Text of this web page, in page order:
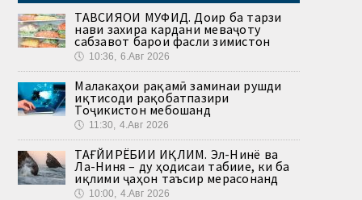
ТАВСИЯҲОИ МУФИД. Доир ба тарзи
нави захира кардани меваҷоту
сабзавот барои фасли зимистон
🕔 10:36, 6.Авг 2026
Малакаҳои рақамӣ заминаи рушди
иқтисоди рақобатпазири
Тоҷикистон мебошанд
🕔 11:30, 4.Авг 2026
ТАҒЙИРЁБИИ ИҚЛИМ. Эл-Нинё ва
Ла-Ниня – ду ҳодисаи табиие, ки ба
иқлими ҷаҳон таъсир мерасонанд
🕔 10:00, 4.Авг 2026